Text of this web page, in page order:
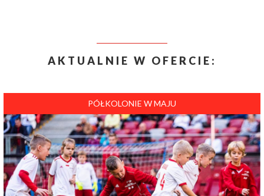
AKTUALNIE W OFERCIE:
PÓŁKOLONIE W MAJU